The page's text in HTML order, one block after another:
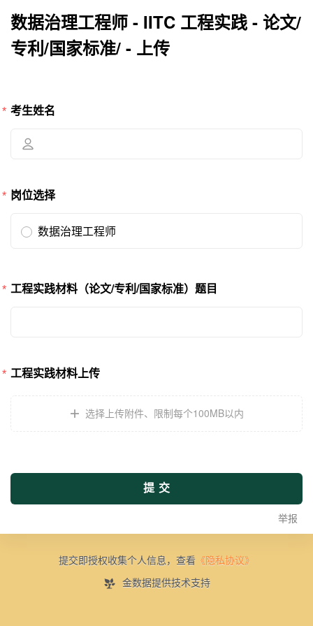
数据治理工程师 - IITC 工程实践 - 论文/
专利/国家标准/ - 上传
考生姓名
岗位选择
数据治理工程师
工程实践材料（论文/专利/国家标准）题目
工程实践材料上传
选择上传附件、 限制每个100MB以内
提交
举报
提交即授权收集个人信息，查看 《隐私协议》
金数据提供技术支持